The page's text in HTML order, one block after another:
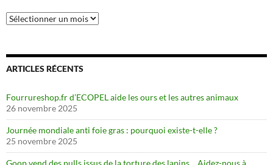
Archives
ARTICLES RÉCENTS
Fourrureshop.fr d’ECOPEL aide les ours et les autres animaux
26 novembre 2025
Journée mondiale anti foie gras : pourquoi existe-t-elle ?
25 novembre 2025